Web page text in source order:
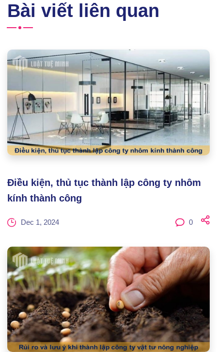
Bài viết liên quan
Điều kiện, thủ tục thành lập công ty nhôm
kính thành công
Dec 1, 2024 0